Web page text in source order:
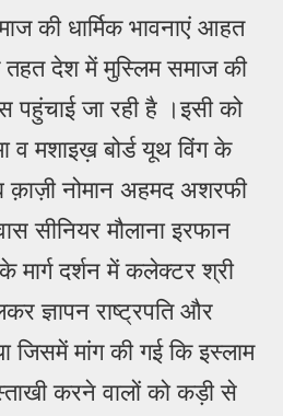
की धार्मिक भावनाएं आहत
देश में मुस्लिम समाज की
पहुंचाई जा रही है ।इसी को
मशाइख़ बोर्ड यूथ विंग के
क़ाज़ी नोमान अहमद अशरफी
सीनियर मौलाना इरफान
दर्शन में कलेक्टर श्री
ज्ञापन राष्ट्रपति और
मांग की गई कि इस्लाम
करने वालों को कड़ी से